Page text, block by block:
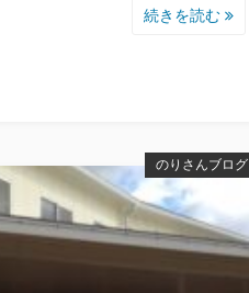
続きを読む
のりさんブログ